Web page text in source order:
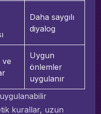
Daha saygılı
diyalog
ve
Uygun
önlemler
uygulanır
kurallar, uzun